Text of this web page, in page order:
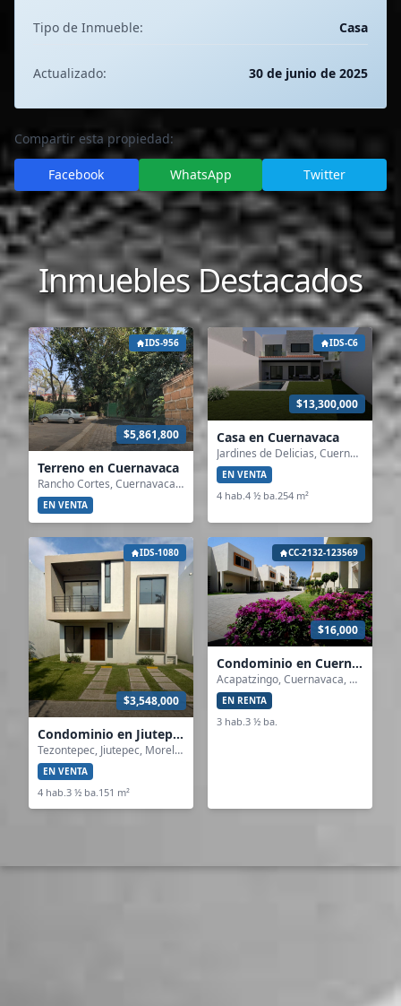
Tipo de Inmueble: Casa
Actualizado: 30 de junio de 2025
Compartir esta propiedad:
Facebook WhatsApp Twitter
Inmuebles Destacados
IDS-956
$5,861,800
Terreno en Cuernavaca
Rancho Cortes, Cuernavaca, Morelos
EN VENTA
IDS-C6
$13,300,000
Casa en Cuernavaca
Jardines de Delicias, Cuernavaca, Morelos
EN VENTA
4 hab. 4 ½ ba. 254 m²
IDS-1080
$3,548,000
Condominio en Jiutepec
Tezontepec, Jiutepec, Morelos
EN VENTA
4 hab.3 ½ ba.151 m²
CC-2132-123569
$16,000
Condominio en Cuernavaca
Acapatzingo, Cuernavaca, Morelos
EN RENTA
3 hab.3 ½ ba.